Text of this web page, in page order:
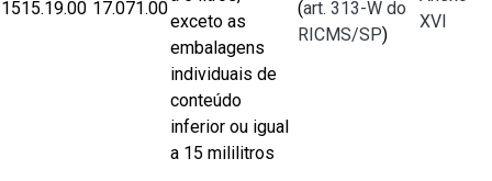
1515.19.00 17.071.00
exceto as
embalagens
individuais de
conteúdo
inferior ou igual
a 15 mililitros
(art. 313-W do
RICMS/SP)
XVI